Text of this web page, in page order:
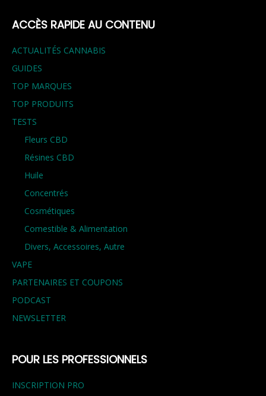
ACCÈS RAPIDE AU CONTENU
ACTUALITÉS CANNABIS
GUIDES
TOP MARQUES
TOP PRODUITS
TESTS
Fleurs CBD
Résines CBD
Huile
Concentrés
Cosmétiques
Comestible & Alimentation
Divers, Accessoires, Autre
VAPE
PARTENAIRES ET COUPONS
PODCAST
NEWSLETTER
POUR LES PROFESSIONNELS
INSCRIPTION PRO